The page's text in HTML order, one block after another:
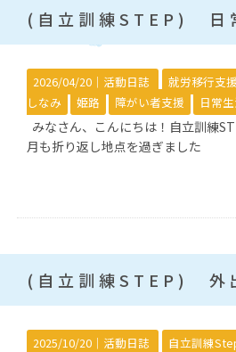
2026/04/20｜ 活動日誌 就労移行支援
しなみ
姫路 障がい者支援 日常
みなさん、こんにちは！自立訓練
月も折り返し地点を過ぎました
2025/10/20｜ 活動日誌 自立訓練